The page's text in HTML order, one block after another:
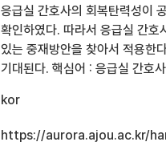
응급실 간호사의 회복탄력성이
확인하였다. 따라서 응급실 간호
있는 중재방안을 찾아서 적용한
기대된다. 핵심어 : 응급실 간호
kor
https://aurora.ajou.ac.kr/